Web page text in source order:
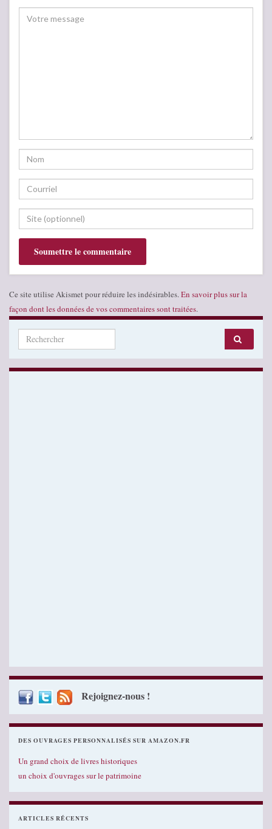
Ce site utilise Akismet pour réduire les indésirables. En savoir plus sur la
façon dont les données de vos commentaires sont traitées.
Search for:
Rejoignez-nous !
DES OUVRAGES PERSONNALISÉS SUR AMAZON.FR
Un grand choix de livres historiques
un choix d'ouvrages sur le patrimoine
ARTICLES RÉCENTS